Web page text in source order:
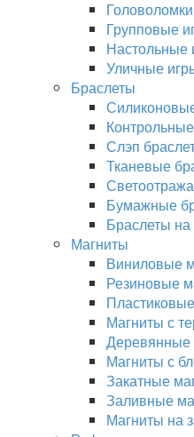
Головоломки
Групповые
Настольные
Уличные
Браслеты
Слэп
Тканевые
Бумажные
Браслеты на
Магниты
Виниловые
Резиновые
Магниты с
Деревянные
Магниты с
Закатные
Заливные
Магниты на